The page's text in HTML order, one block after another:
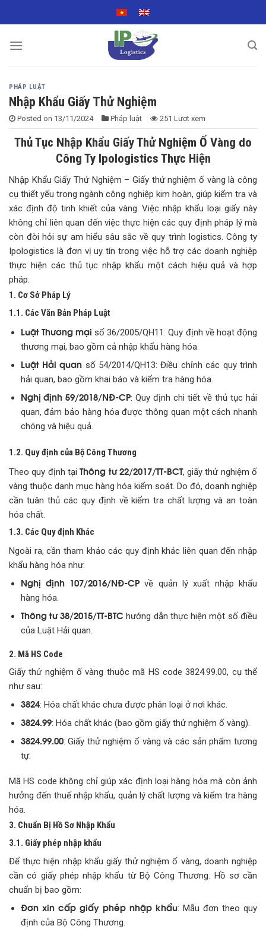
to
PHÁP LUẬT
Nhập Khẩu Giấy Thử Nghiệm
Posted on 13/11/2024 Pháp luật 251 Lượt xem
Thủ Tục Nhập Khẩu Giấy Thử Nghiệm Ố Vàng do
Công Ty Ipologistics Thực Hiện
Nhập Khẩu Giấy Thử Nghiệm – Giấy thử nghiệm ố vàng là công
cụ thiết yếu trong ngành công nghiệp kim hoàn, giúp kiểm tra và
xác định độ tinh khiết của vàng. Việc nhập khẩu loại giấy này
không chỉ liên quan đến việc thực hiện các quy định pháp lý mà
còn đòi hỏi sự am hiểu sâu sắc về quy trình logistics. Công ty
Ipologistics là đơn vị uy tín trong việc hỗ trợ các doanh nghiệp
thực hiện các thủ tục nhập khẩu một cách hiệu quả và hợp
pháp.
1. Cơ Sở Pháp Lý
1.1. Các Văn Bản Pháp Luật
Luật Thương mại số 36/2005/QH11: Quy định về hoạt động
thương mại, bao gồm cả nhập khẩu hàng hóa.
Luật Hải quan số 54/2014/QH13: Điều chỉnh các quy trình
hải quan, bao gồm khai báo và kiểm tra hàng hóa.
Nghị định 59/2018/NĐ-CP: Quy định chi tiết về thủ tục hải
quan, đảm bảo hàng hóa được thông quan một cách nhanh
chóng và hiệu quả.
1.2. Quy định của Bộ Công Thương
Theo quy định tạiThông tư 22/2017/TT-BCT, giấy thử nghiệm ố
vàng thuộc danh mục hàng hóa kiểm soát. Do đó, doanh nghiệp
cần tuân thủ các quy định về kiểm tra chất lượng và an toàn
hóa chất.
1.3. Các Quy định Khác
Ngoài ra, cần tham khảo các quy định khác liên quan đến nhập
khẩu hàng hóa như:
Nghị định 107/2016/NĐ-CP về quản lý xuất nhập khẩu
hàng hóa.
Thông tư 38/2015/TT-BTC hướng dẫn thực hiện một số điều
của Luật Hải quan.
2. Mã HS Code
Giấy thử nghiệm ố vàng thuộc mã HS code 3824.99.00, cụ thể
như sau:
3824: Hóa chất khác chưa được phân loại ở nơi khác.
3824.99: Hóa chất khác (bao gồm giấy thử nghiệm ố vàng).
3824.99.00: Giấy thử nghiệm ố vàng và các sản phẩm tương
tự.
Mã HS code không chỉ giúp xác định loại hàng hóa mà còn ảnh
hưởng đến thuế nhập khẩu, quản lý chất lượng và kiểm tra hàng
hóa.
3. Chuẩn Bị Hồ Sơ Nhập Khẩu
3.1. Giấy phép nhập khẩu
Để thực hiện nhập khẩu giấy thử nghiệm ố vàng, doanh nghiệp
cần có giấy phép nhập khẩu từ Bộ Công Thương. Hồ sơ cần
chuẩn bị bao gồm:
Đơn xin cấp giấy phép nhập khẩu: Mẫu đơn theo quy
định của Bộ Công Thương.